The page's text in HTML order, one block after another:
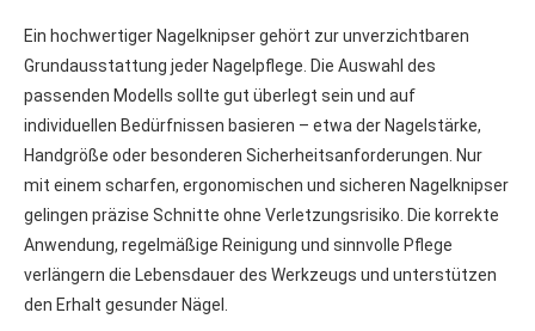
Ein hochwertiger Nagelknipser gehört zur unverzichtbaren
Grundausstattung jeder Nagelpflege. Die Auswahl des
passenden Modells sollte gut überlegt sein und auf
individuellen Bedürfnissen basieren – etwa der Nagelstärke,
Handgröße oder besonderen Sicherheitsanforderungen. Nur
mit einem scharfen, ergonomischen und sicheren Nagelknipser
gelingen präzise Schnitte ohne Verletzungsrisiko. Die korrekte
Anwendung, regelmäßige Reinigung und sinnvolle Pflege
verlängern die Lebensdauer des Werkzeugs und unterstützen
den Erhalt gesunder Nägel.